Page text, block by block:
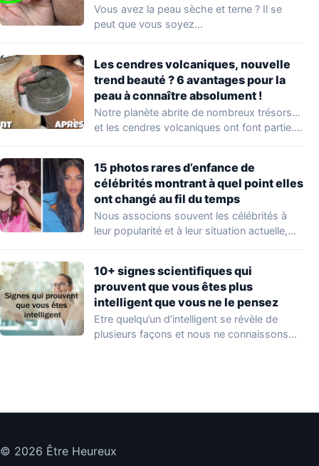
Vous avez la peau sèche et terne ? Il se
peut que vous soyez…
Les cendres volcaniques, nouvelle
trend beauté ? 6 avantages pour la
peau à connaître absolument !
Notre planète abrite de nombreux trésors…
et les cendres volcaniques ont font partie.
15 photos rares d’enfance de
célébrités montrant à quel point elles
ont changé au fil du temps
Nous associons souvent les célébrités à
leur popularité et à leur situation actuelle,
10+ signes scientifiques qui
prouvent que vous êtes plus
intelligent que vous ne le pensez
Etre quelqu’un d’intelligent se révèle de
plusieurs façons et nous ne connaissons
© 2026 Être Heureux